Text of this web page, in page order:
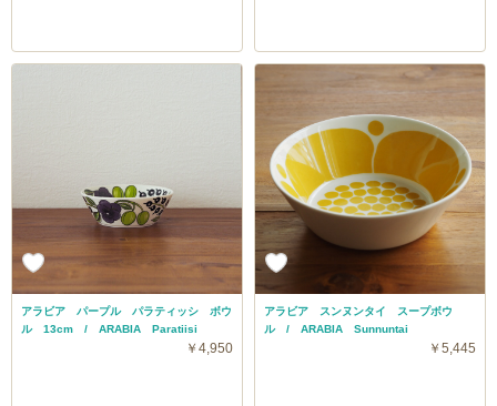
アラビア パープル パラティッシ ボウ
ル 13cm / ARABIA Paratiisi
￥4,950
アラビア スンヌンタイ スープボウ
ル / ARABIA Sunnuntai
￥5,445